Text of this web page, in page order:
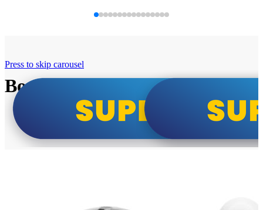
Bosch super cene
Press to skip carousel